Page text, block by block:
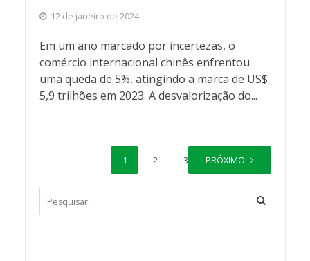
12 de janeiro de 2024
Em um ano marcado por incertezas, o
comércio internacional chinês enfrentou
uma queda de 5%, atingindo a marca de US$
5,9 trilhões em 2023. A desvalorização do...
1 2 3 PRÓXIMO